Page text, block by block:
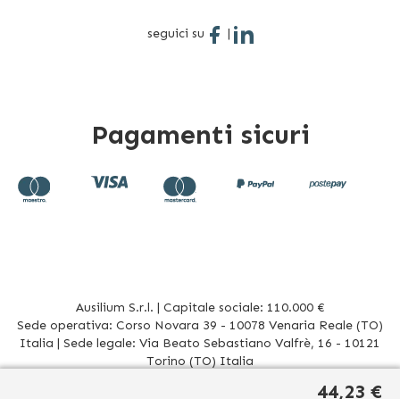
44,23 €
seguici su |
Pagamenti sicuri
Ausilium S.r.l. | Capitale sociale: 110.000 €
Sede operativa: Corso Novara 39 - 10078 Venaria Reale (TO)
Italia | Sede legale: Via Beato Sebastiano Valfrè, 16 - 10121
Torino (TO) Italia